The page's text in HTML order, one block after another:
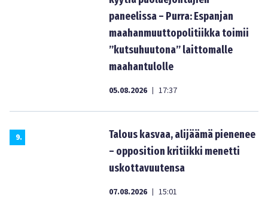
paneelissa – Purra: Espanjan
maahanmuuttopolitiikka toimii
”kutsuhuutona” laittomalle
maahantulolle
05.08.2026 | 17:37
9.
Talous kasvaa, alijäämä pienenee
– opposition kritiikki menetti
uskottavuutensa
07.08.2026 | 15:01